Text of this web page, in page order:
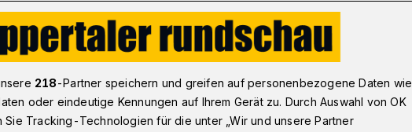
Meldung über Kind in der Wupper​
218-Partner speichern und greifen auf personenbezogene Daten wie
oder eindeutige Kennungen auf Ihrem Gerät zu. Durch Auswahl von OK
Sie Tracking-Technologien für die unter „Wir und unsere Partner